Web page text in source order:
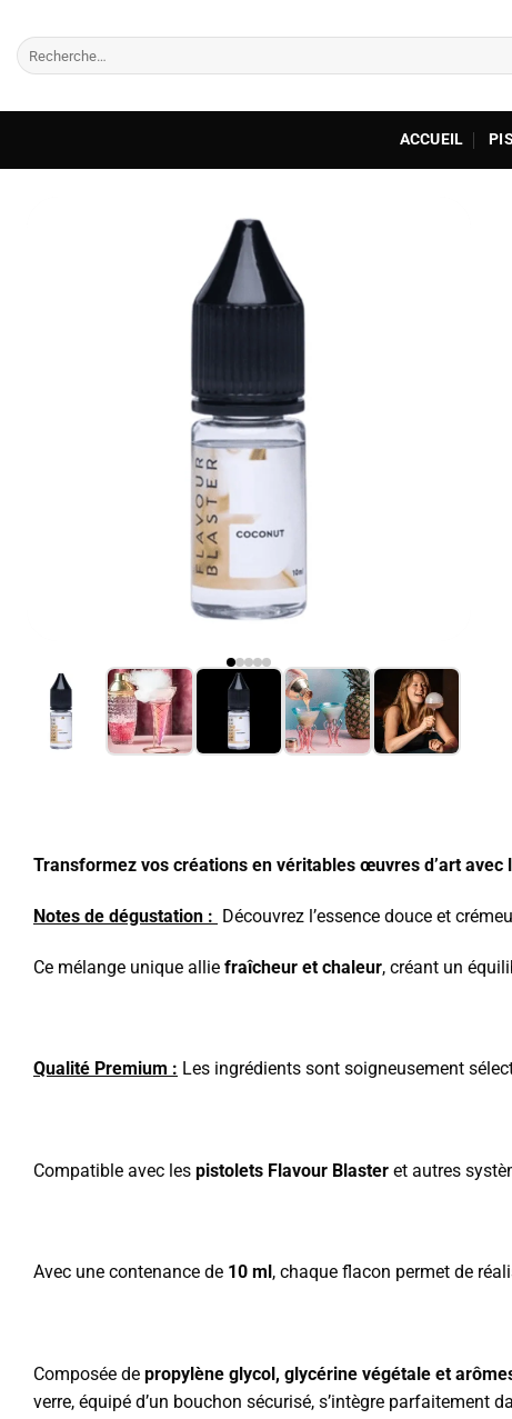
contenu
Recherche
pour :
ACCUEIL
Transformez vos créations en véritables œuvres d’art avec
Notes de dégustation : Découvrez l’essence douce et
Ce mélange unique allie fraîcheur et chaleur, créant un
Qualité Premium : Les ingrédients sont soigneusement
Compatible avec les pistolets Flavour Blaster et autres
Avec une contenance de 10 ml , chaque flacon permet de
Composée de propylène glycol, glycérine végétale et
verre, équipé d’un bouchon sécurisé, s’intègre parfaitement